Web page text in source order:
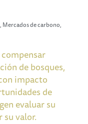
, Mercados de carbono,
de bosques,
impacto
de
evaluar su
su valor.